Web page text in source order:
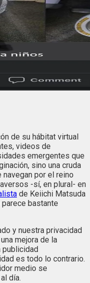
de su hábitat virtual
videos de
emergentes que
sino una cruda
por el reino
-sí, en plural- en
de Keiichi Matsuda
bastante
y nuestra privacidad
mejora de la
publicidad
es todo lo contrario.
medio se
al día.